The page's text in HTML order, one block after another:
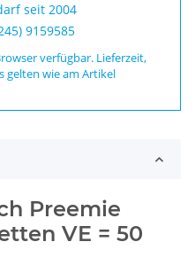
seit 2004
9159585
verfügbar. Lieferzeit,
gelten wie am Artikel
Preemie
VE = 50